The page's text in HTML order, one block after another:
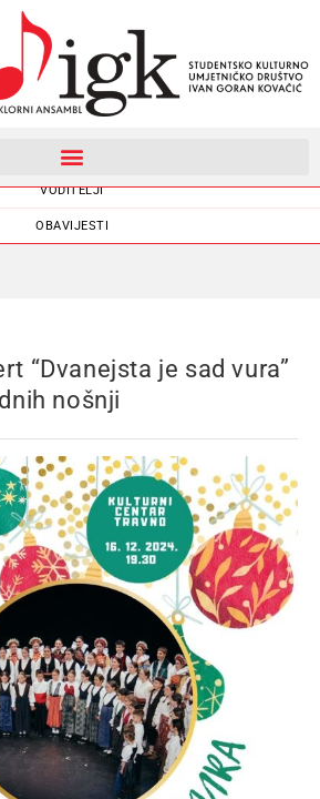
FOLKLORNI ANSAMBL
VODITELJI
OBAVIJESTI
“Dvanejsta je sad vura”
nošnji